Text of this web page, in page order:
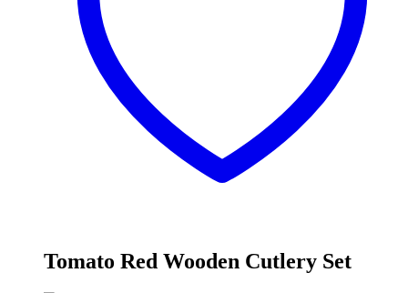
Tomato Red Wooden Cutlery Set